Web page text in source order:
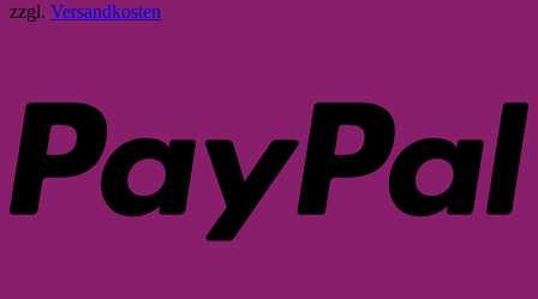
zzgl. Versandkosten